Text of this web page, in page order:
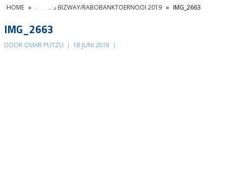
HOME » FOTO’S BIZWAY/RABOBANKTOERNOOI 2019 » IMG_2663
IMG_2663
DOOR OMAR PUTZU | 18 JUNI 2019 |